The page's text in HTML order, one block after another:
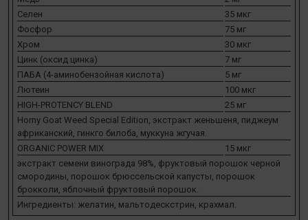
Селен
35 мкг
Фосфор
75 мг
Хром
30 мкг
Цинк (оксид цинка)
7 мг
ПАБА (4-аминобензойная кислота)
5 мг
Лютеин
100 мкг
HIGH-PROTENCY BLEND
25 мг
Horny Goat Weed Special Edition, экстракт женьшеня, пиджеум
африканский, гинкго билоба, муккуна жгучая.
ORGANIC POWER MIX
15 мкг
экстракт семени винограда 98%, фруктовый порошок черной
смородины, порошок брюссельской капусты, порошок
брокколи, яблочный фруктовый порошок.
Ингредиенты: желатин, мальтодескстрин, крахмал.